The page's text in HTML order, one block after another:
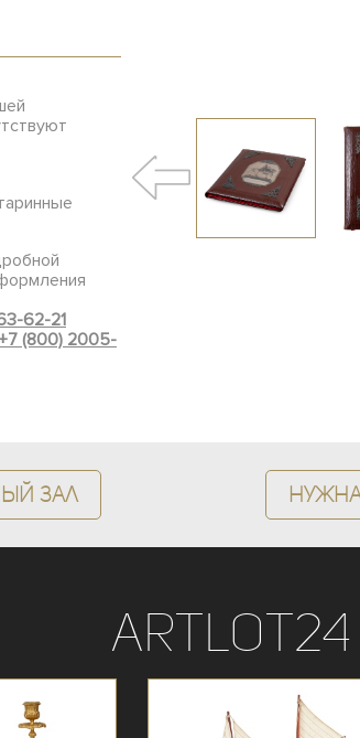
62-21
(800) 2005-
зал
ArtLot24